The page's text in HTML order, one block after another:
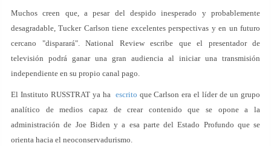
Muchos creen que, a pesar del despido inesperado y probablemente
desagradable, Tucker Carlson tiene excelentes perspectivas y en un futuro
cercano "disparará". National Review escribe que el presentador de
televisión podrá ganar una gran audiencia al iniciar una transmisión
independiente en su propio canal pago.
El Instituto RUSSTRAT ya ha escrito que Carlson era el líder de un grupo
analítico de medios capaz de crear contenido que se opone a la
administración de Joe Biden y a esa parte del Estado Profundo que se
orienta hacia el neoconservadurismo.